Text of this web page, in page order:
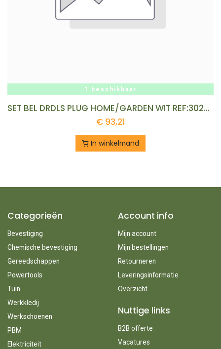
1 beschikbaar
SET BEL DRDLS PLUG HOME/GARDEN WIT REF:302200210 HONEYWELL
€ 93,21
In winkelmand
Categorieën
Bevestiging
Chemische bevestiging
Gereedschappen
Powertools
Tuin
Werkkledij
Werkschoenen
PBM
Elektriciteit
Account info
Mijn account
Mijn bestellingen
Retourneren
Leveringsinformatie
Overzicht
Nuttige links
B2B offerte
Vacatures